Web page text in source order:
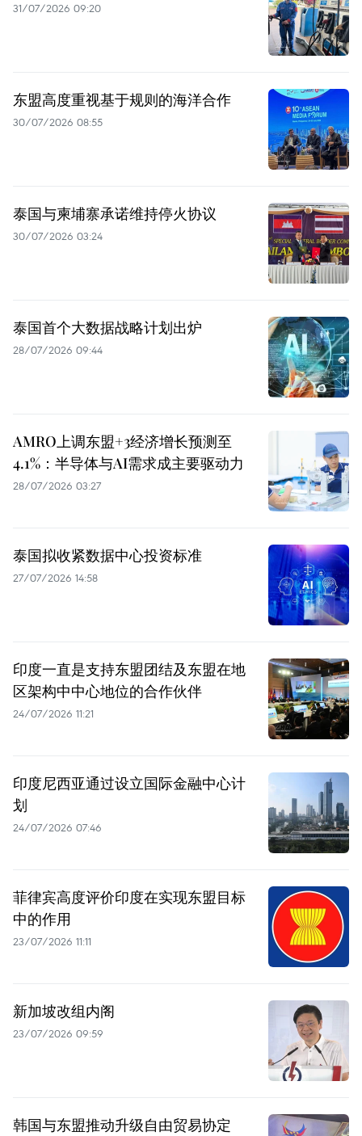
31/07/2026 09:20
东盟高度重视基于规则的海洋合作
30/07/2026 08:55
泰国与柬埔寨承诺维持停火协议
30/07/2026 03:24
泰国首个大数据战略计划出炉
28/07/2026 09:44
AMRO上调东盟+3经济增长预测至
4.1%：半导体与AI需求成主要驱动力
28/07/2026 03:27
泰国拟收紧数据中心投资标准
27/07/2026 14:58
印度一直是支持东盟团结及东盟在地
区架构中中心地位的合作伙伴
24/07/2026 11:21
印度尼西亚通过设立国际金融中心计
划
24/07/2026 07:46
菲律宾高度评价印度在实现东盟目标
中的作用
23/07/2026 11:11
新加坡改组内阁
23/07/2026 09:59
韩国与东盟推动升级自由贸易协定